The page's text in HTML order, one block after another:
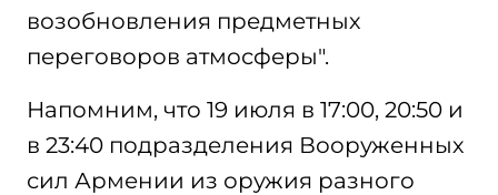
возобновления предметных
переговоров атмосферы".
Напомним, что 19 июля в 17:00, 20:50 и
в 23:40 подразделения Вооруженных
сил Армении из оружия разного